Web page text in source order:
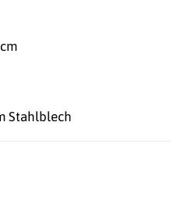
Stahlblech